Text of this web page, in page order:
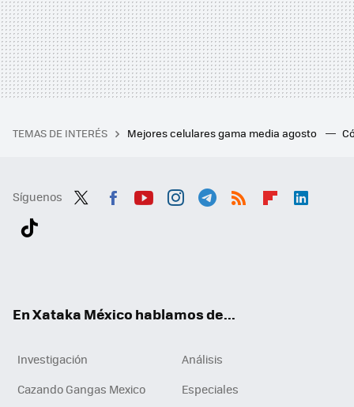
TEMAS DE INTERÉS Mejores celulares gama media agosto
Síguenos
En Xataka México hablamos de...
Investigación
Análisis
Cazando Gangas Mexico
Especiales